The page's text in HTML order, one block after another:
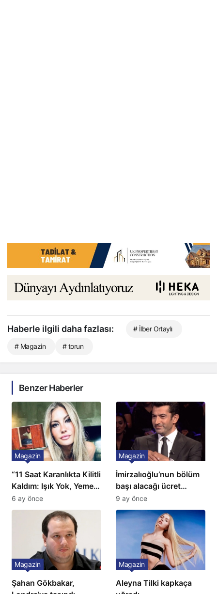
Haberle ilgili daha fazlası: # İlber Ortaylı
# Magazin # torun
Benzer Haberler
“11 Saat Karanlıkta Kilitli
Kaldım: Işık Yok, Yemek
Yok, Tuvalet Yok!”
Çağla Şikel’den Şok
Magazin
6 ay önce
İmirzalıoğlu’nun bölüm
başı alacağı ücret
Türkiye’de bir ilk:
Gözünü 2 ilçeye dikti!
Magazin
9 ay önce
Şahan Gökbakar,
Magazin
Aleyna Tilki kapkaça
Magazin